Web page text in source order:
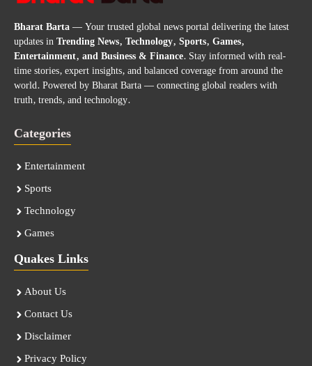
Bharat Barta— Your trusted global news portal delivering the latest
updates inTrending News, Technology, Sports, Games,
Entertainment, and Business & Finance. Stay informed with real-
time stories, expert insights, and balanced coverage from around the
world. Powered by Bharat Barta — connecting global readers with
truth, trends, and technology.
Categories
Entertainment
Sports
Technology
Games
Quakes Links
About Us
Contact Us
Disclaimer
Privacy Policy